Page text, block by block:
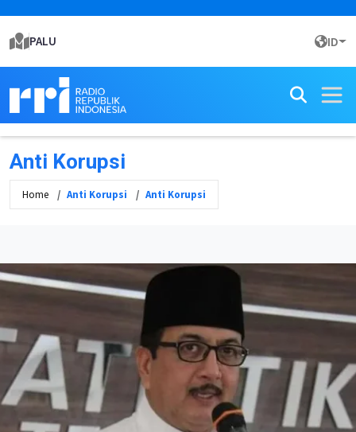
PALU ID
Anti Korupsi
Home Anti Korupsi Anti Korupsi